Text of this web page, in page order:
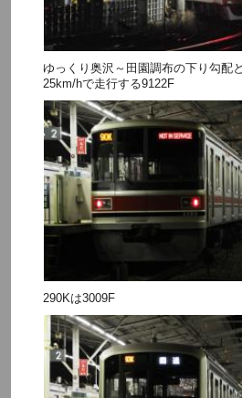
ゆっくり奥沢～田園調布の下り勾配
25km/hで走行する9122F
290Kは3009F